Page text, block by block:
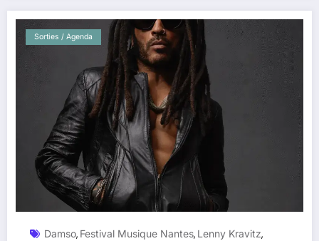
Sorties / Agenda
Damso, Festival Musique Nantes, Lenny Kravitz,